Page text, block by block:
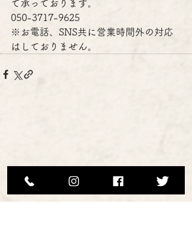
て承っております。
050-3717-9625
※お電話、SNS共に営業時間外の対応
はしておりません。